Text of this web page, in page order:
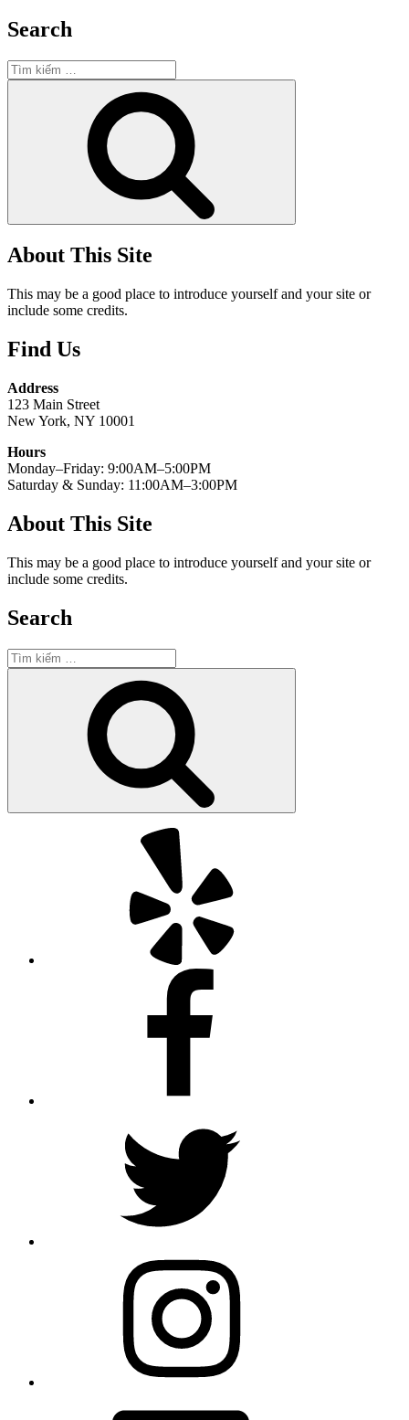
Search
Tìm
kiếm:
About This Site
This may be a good place to introduce yourself and your site or
include some credits.
Find Us
Address
123 Main Street
New York, NY 10001
Hours
Monday–Friday: 9:00AM–5:00PM
Saturday & Sunday: 11:00AM–3:00PM
About This Site
This may be a good place to introduce yourself and your site or
include some credits.
Search
Tìm
kiếm: